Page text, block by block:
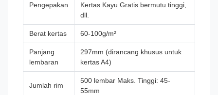
Pengepakan
Kertas Kayu Gratis bermutu tinggi,
dll.
Berat kertas 60-100g/m²
Panjang
lembaran
297mm (dirancang khusus untuk
kertas A4)
Jumlah rim
500 lembar Maks. Tinggi: 45-
55mm